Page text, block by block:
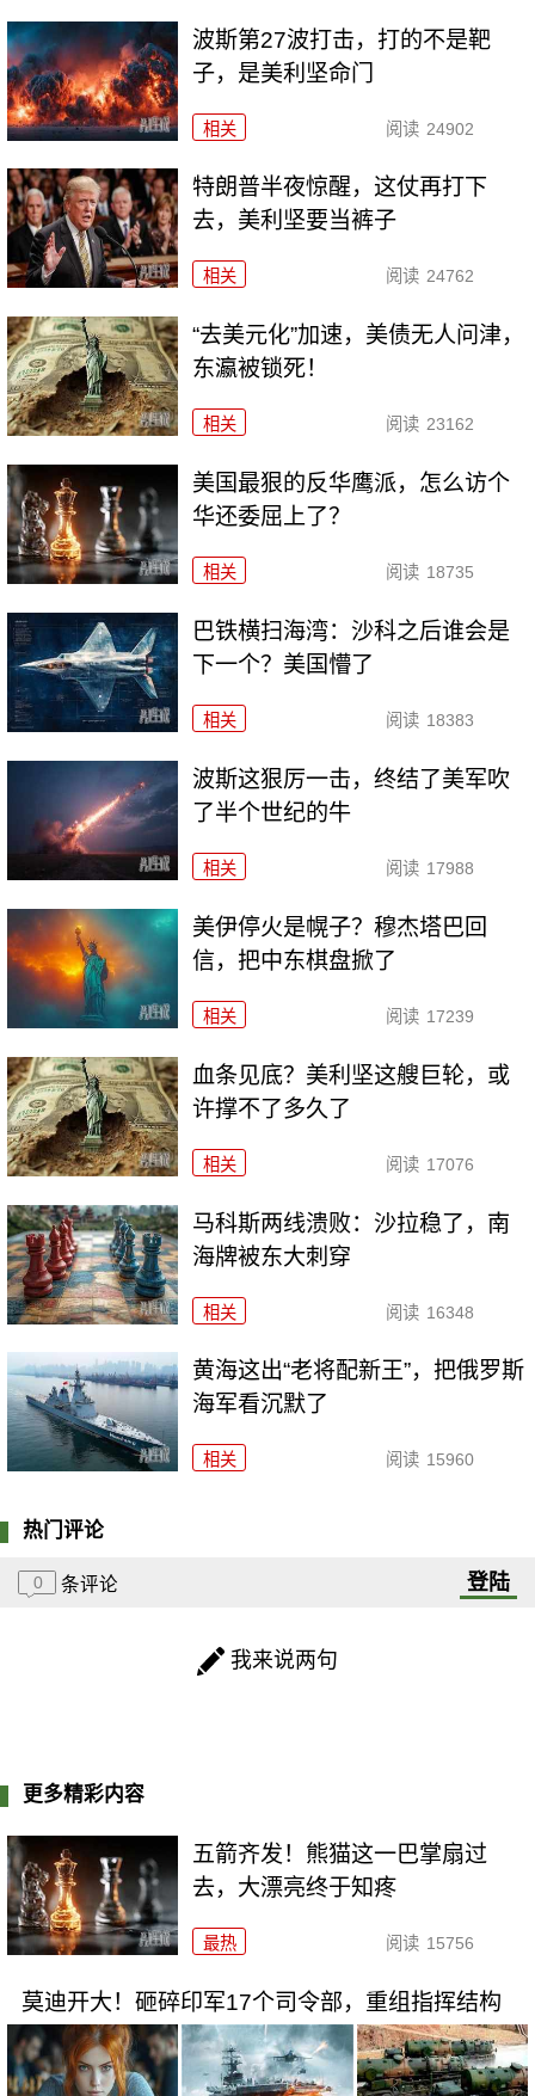
波斯第27波打击，打的不是靶
子，是美利坚命门
相关 阅读 24902
特朗普半夜惊醒，这仗再打下
去，美利坚要当裤子
相关 阅读 24762
“去美元化”加速，美债无人问津，
东瀛被锁死！
相关 阅读 23162
美国最狠的反华鹰派，怎么访个
华还委屈上了？
相关 阅读 18735
巴铁横扫海湾：沙科之后谁会是
下一个？美国懵了
相关 阅读 18383
波斯这狠厉一击，终结了美军吹
了半个世纪的牛
相关 阅读 17988
美伊停火是幌子？穆杰塔巴回
信，把中东棋盘掀了
相关 阅读 17239
血条见底？美利坚这艘巨轮，或
许撑不了多久了
相关 阅读 17076
马科斯两线溃败：沙拉稳了，南
海牌被东大刺穿
相关 阅读 16348
黄海这出“老将配新王”，把俄罗斯
海军看沉默了
相关 阅读 15960
热门评论
0 条评论 登陆
我来说两句
更多精彩内容
五箭齐发！熊猫这一巴掌扇过
去，大漂亮终于知疼
最热 阅读 15756
莫迪开大！砸碎印军17个司令部，重组指挥结构